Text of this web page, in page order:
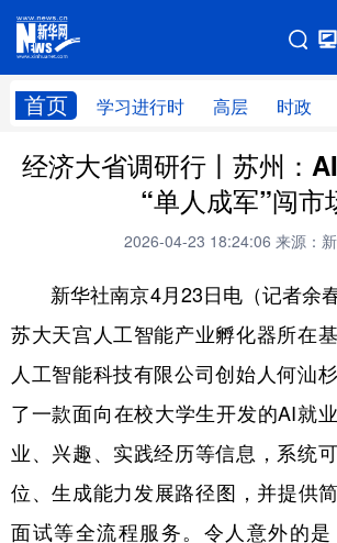
首页 学习进行时 高层 时政
网站地图
学习进行时 高层 时政
财经 网评
科技 科创 量子
文化 健康
法律 中央文件 金融
食品 人居 信息化
学术中国 乡村振兴 银龄
经济大省调研行丨苏州：
“单人成军”闯市
2026-04-23 18:24:06 来源：
新华社南京4月23日电（记者余
苏大天宫人工智能产业孵化器所在
人工智能科技有限公司创始人何汕
了一款面向在校大学生开发的AI就
业、兴趣、实践经历等信息，系统
位、生成能力发展路径图，并提供
面试等全流程服务。令人意外的